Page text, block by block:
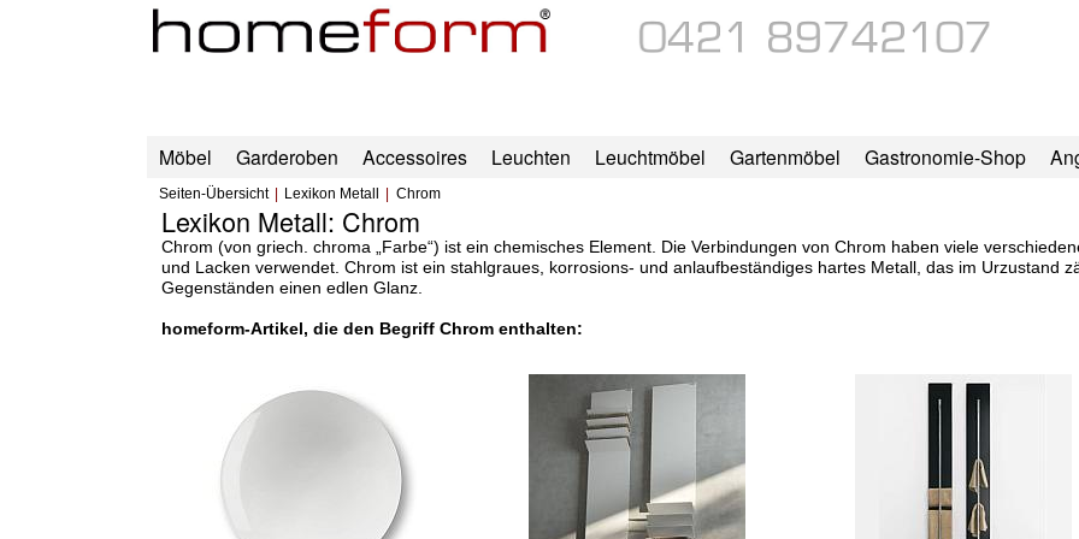
Möbel Garderoben Accessoires Leuchten Leuchtmöbel Gartenmöbel Gastronomie-Shop
Seiten-Übersicht Lexikon Metall Chrom
Lexikon Metall: Chrom
Chrom (von griech. chroma „Farbe“) ist ein chemisches Element. Die Verbindungen von Chrom haben viele
und Lacken verwendet. Chrom ist ein stahlgraues, korrosions- und anlaufbeständiges hartes Metall, das im Urzustand
Gegenständen einen edlen Glanz.
homeform-Artikel, die den Begriff Chrom enthalten: